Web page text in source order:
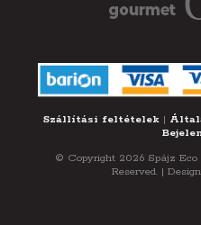
Szállítási feltételek|
© Copyright 2026 Spájz Eco
Reserved. |